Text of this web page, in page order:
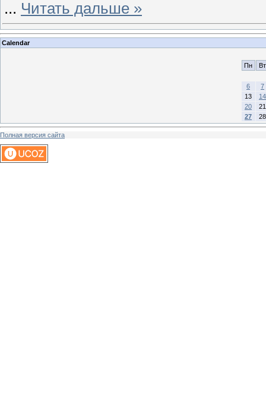
... Читать дальше »
Calendar
Пн Вт
6
7
13
14
20
21
27
28
Полная версия сайта